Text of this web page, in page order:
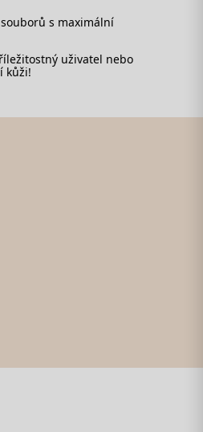
s maximální
uživatel nebo
kůži!